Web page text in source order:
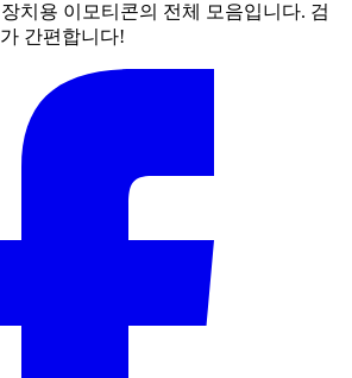
치용 이모티콘의 전체 모음입니다. 검
간편합니다!